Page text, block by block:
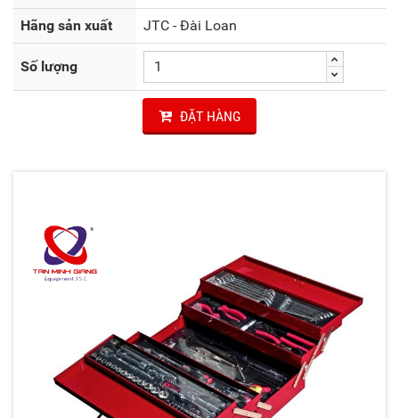
Hãng sản xuất JTC - Đài Loan
Số lượng
ĐẶT HÀNG